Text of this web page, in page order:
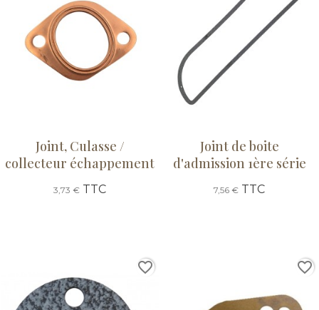
Joint, Culasse /
collecteur échappement
3,73 € TTC
Joint de boite
d'admission 1ère série
7,56 € TTC
favorite_border favorite_border